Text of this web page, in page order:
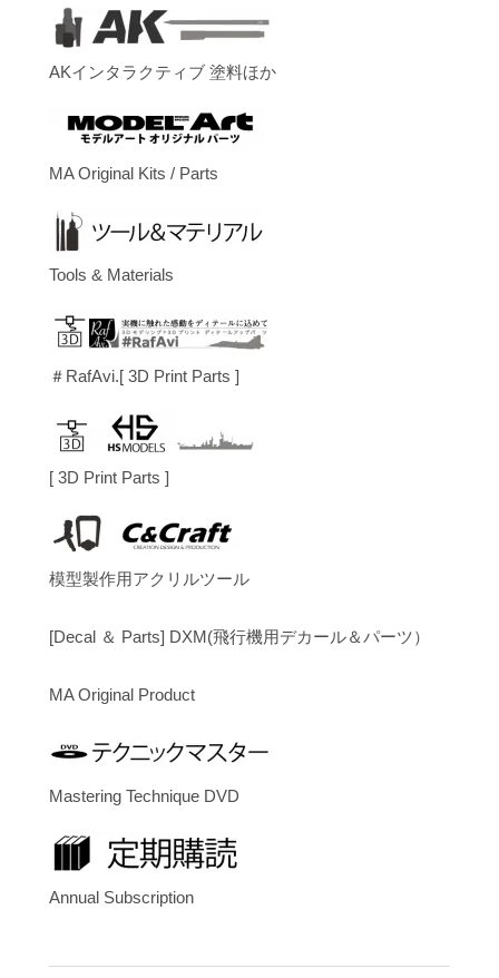
AKインタラクティブ 塗料ほか
MA Original Kits / Parts
Tools & Materials
＃RafAvi.[ 3D Print Parts ]
[ 3D Print Parts ]
模型製作用アクリルツール
[Decal ＆ Parts] DXM(飛行機用デカール＆パーツ）
MA Original Product
Mastering Technique DVD
Annual Subscription